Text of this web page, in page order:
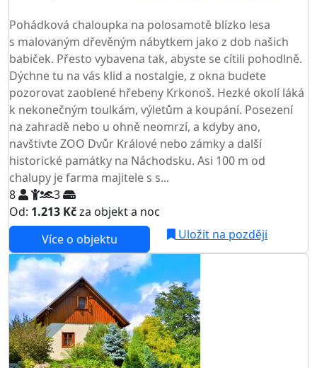
Pohádková chaloupka na polosamotě blízko lesa
s malovaným dřevěným nábytkem jako z dob našich
babiček. Přesto vybavena tak, abyste se cítili pohodlně.
Dýchne tu na vás klid a nostalgie, z okna budete
pozorovat zaoblené hřebeny Krkonoš. Hezké okolí láká
k nekonečným toulkám, výletům a koupání. Posezení
na zahradě nebo u ohně neomrzí, a kdyby ano,
navštivte ZOO Dvůr Králové nebo zámky a další
historické památky na Náchodsku. Asi 100 m od
chalupy je farma majitele s s...
8
3
Od: 1.213 Kčza objekt a noc
Více o objektu
Uložit na později